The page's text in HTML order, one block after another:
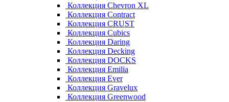
Коллекция Chevron XL
Коллекция Contract
Коллекция CRUST
Коллекция Cubics
Коллекция Daring
Коллекция Decking
Коллекция DOCKS
Коллекция Emilia
Коллекция Ever
Коллекция Gravelux
Коллекция Greenwood